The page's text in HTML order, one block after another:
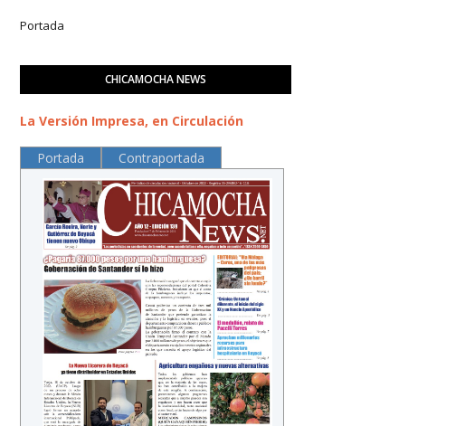
Portada
CHICAMOCHA NEWS
La Versión Impresa, en Circulación
Portada Contraportada